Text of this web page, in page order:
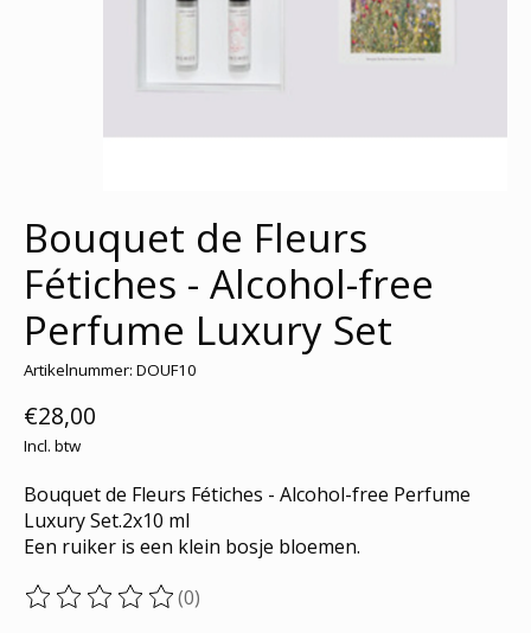
Bouquet de Fleurs
Fétiches - Alcohol-free
Perfume Luxury Set
Artikelnummer: DOUF10
€28,00
Incl. btw
Bouquet de Fleurs Fétiches - Alcohol-free Perfume
Luxury Set.2x10 ml
Een ruiker is een klein bosje bloemen.
De beoordeling van dit product is
(0)